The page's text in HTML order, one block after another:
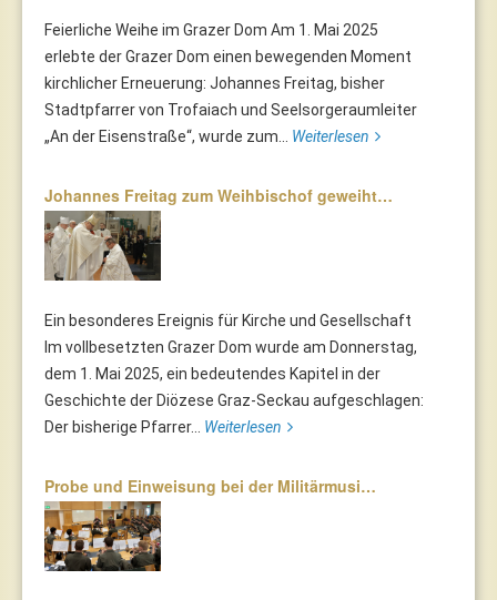
Feierliche Weihe im Grazer Dom Am 1. Mai 2025
erlebte der Grazer Dom einen bewegenden Moment
kirchlicher Erneuerung: Johannes Freitag, bisher
Stadtpfarrer von Trofaiach und Seelsorgeraumleiter
„An der Eisenstraße“, wurde zum... Weiterlesen
Johannes Freitag zum Weihbischof geweiht…
Ein besonderes Ereignis für Kirche und Gesellschaft
Im vollbesetzten Grazer Dom wurde am Donnerstag,
dem 1. Mai 2025, ein bedeutendes Kapitel in der
Geschichte der Diözese Graz-Seckau aufgeschlagen:
Der bisherige Pfarrer... Weiterlesen
Probe und Einweisung bei der Militärmusi…